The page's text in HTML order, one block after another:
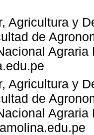
Agricultura y
de
Agraria
Agricultura y
de
Agraria